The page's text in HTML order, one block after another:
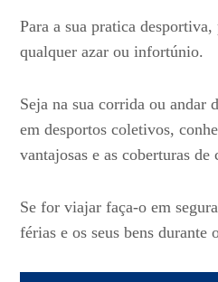
Para a sua pratica
qualquer azar ou infortúnio.
Seja na sua corrida ou andar
em desportos coletivos,
vantajosas e as coberturas de
Se for viajar faça-o em
férias e os seus bens durante